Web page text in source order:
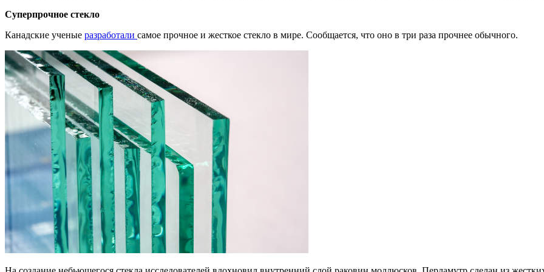
Суперпрочное стекло
Канадские ученые разработали самое прочное и жесткое стекло в мире. Сообщается, что оно в три раза прочнее обычного.